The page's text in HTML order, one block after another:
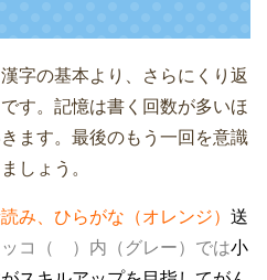
字の基本より、さらにくり返
す。記憶は書く回数が多いほ
ます。最後のもう一回を意識
しょう。
み、ひらがな（オレンジ） 送
ッコ（ ）内（グレー）では小